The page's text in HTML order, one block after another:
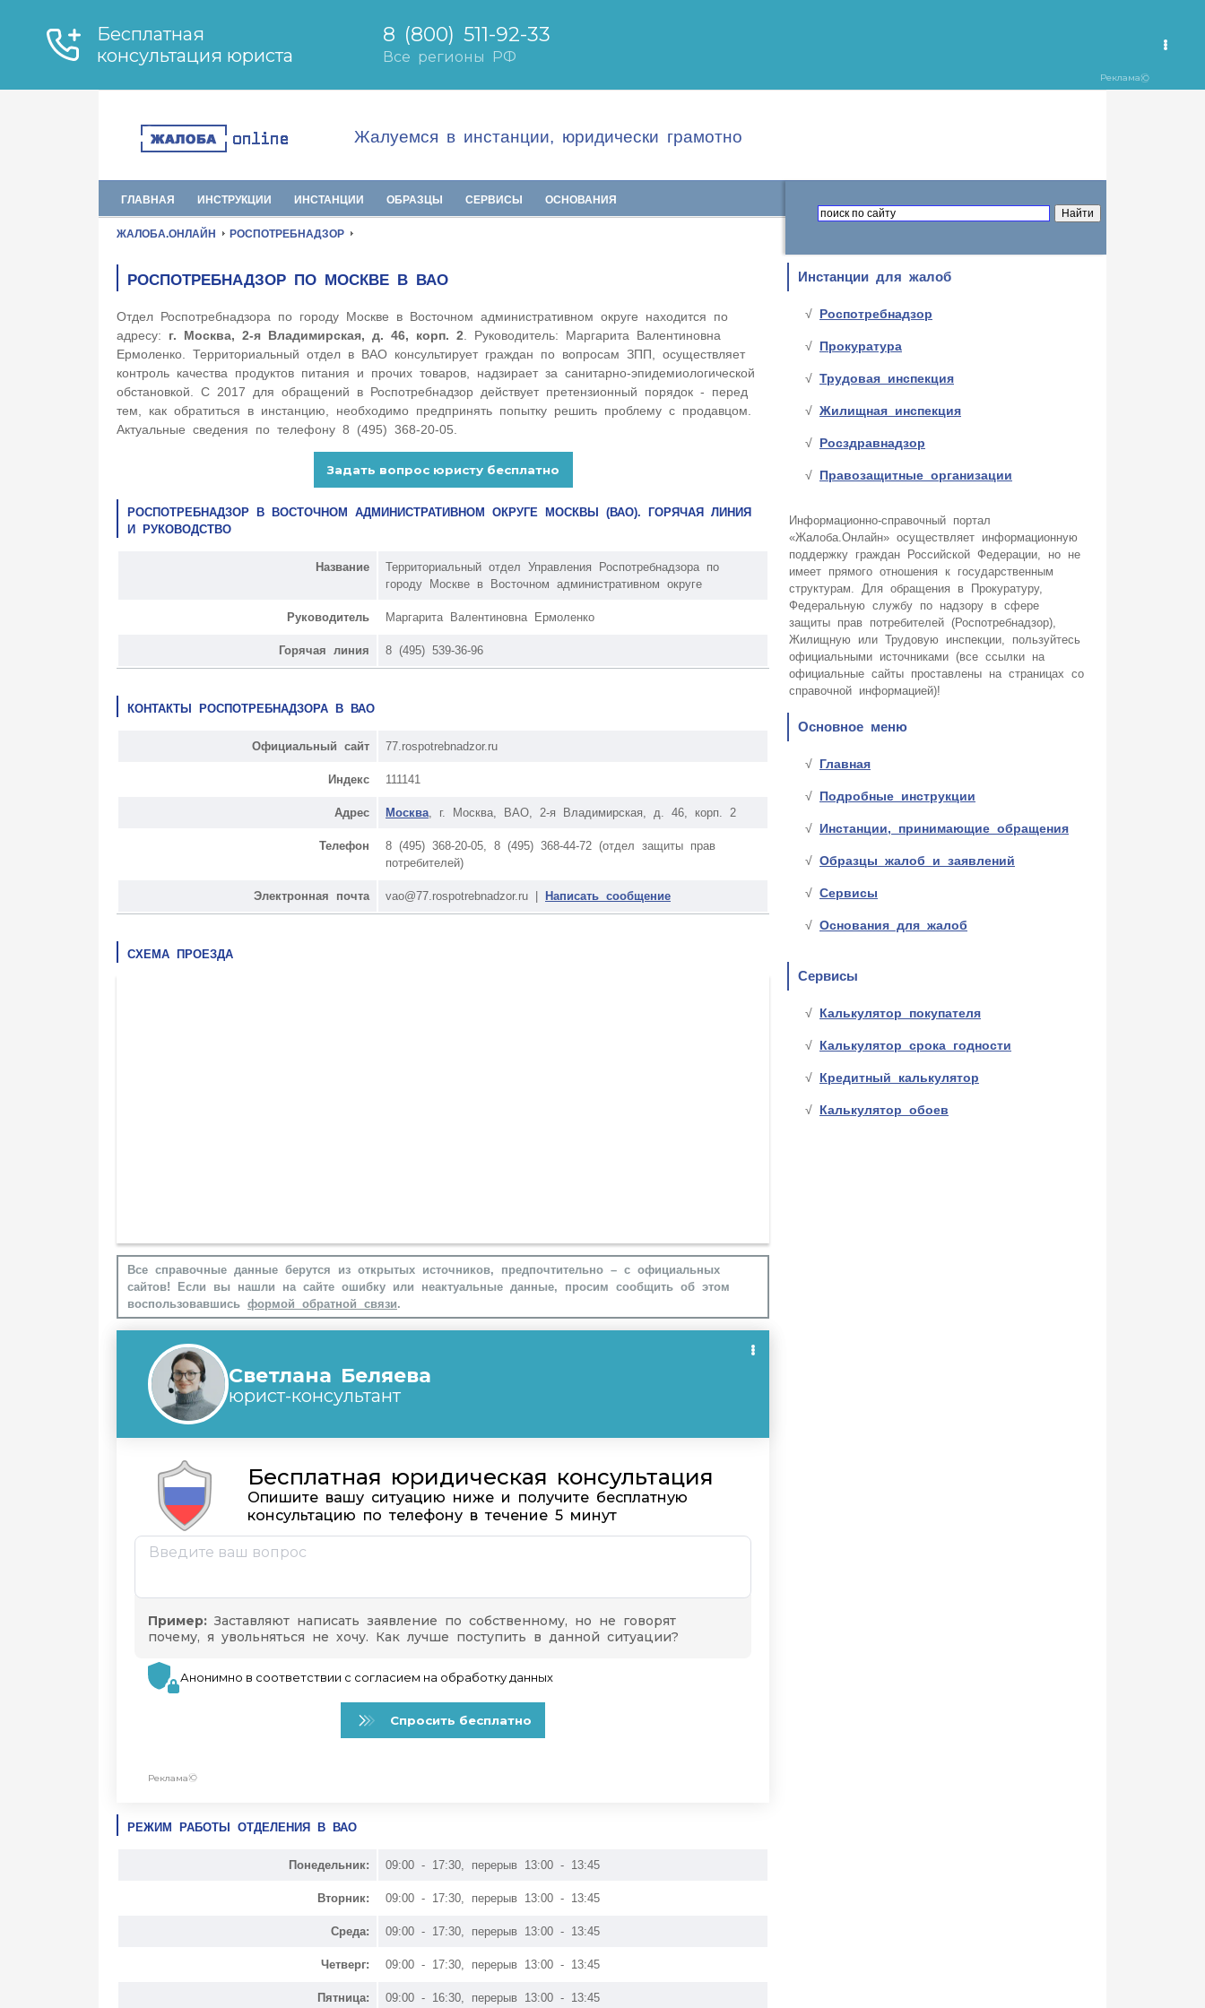
Жалуемся в инстанции, юридически грамотно
ГЛАВНАЯ ИНСТРУКЦИИ ИНСТАНЦИИ ОБРАЗЦЫ СЕРВИСЫ ОСНОВАНИЯ
ЖАЛОБА.ОНЛАЙН РОСПОТРЕБНАДЗОР
РОСПОТРЕБНАДЗОР ПО МОСКВЕ В ВАО
Отдел Роспотребнадзора по городу Москве в Восточном административном округе находится по
адресу: г. Москва, 2-я Владимирская, д. 46, корп. 2 . Руководитель: Маргарита Валентиновна
Ермоленко. Территориальный отдел в ВАО консультирует граждан по вопросам ЗПП, осуществляет
контроль качества продуктов питания и прочих товаров, надзирает за санитарно-эпидемиологической
обстановкой. С 2017 для обращений в Роспотребнадзор действует претензионный порядок - перед
тем, как обратиться в инстанцию, необходимо предпринять попытку решить проблему с продавцом.
Актуальные сведения по телефону 8 (495) 368-20-05.
РОСПОТРЕБНАДЗОР В ВОСТОЧНОМ АДМИНИСТРАТИВНОМ ОКРУГЕ МОСКВЫ (ВАО). ГОРЯЧАЯ ЛИНИЯ
И РУКОВОДСТВО
Название
Территориальный отдел Управления Роспотребнадзора по
городу Москве в Восточном административном округе
Руководитель Маргарита Валентиновна Ермоленко
Горячая линия 8 (495) 539-36-96
КОНТАКТЫ РОСПОТРЕБНАДЗОРА В ВАО
Официальный сайт 77.rospotrebnadzor.ru
Индекс 111141
Адрес Москва , г. Москва, ВАО, 2-я Владимирская, д. 46, корп. 2
Телефон
8 (495) 368-20-05, 8 (495) 368-44-72 (отдел защиты прав
потребителей)
Электронная почта vao@77.rospotrebnadzor.ru | Написать сообщение
СХЕМА ПРОЕЗДА
Все справочные данные берутся из открытых источников, предпочтительно – с официальных
сайтов! Если вы нашли на сайте ошибку или неактуальные данные, просим сообщить об этом
воспользовавшись формой обратной связи.
РЕЖИМ РАБОТЫ ОТДЕЛЕНИЯ В ВАО
Понедельник: 09:00 - 17:30, перерыв 13:00 - 13:45
Вторник: 09:00 - 17:30, перерыв 13:00 - 13:45
Среда: 09:00 - 17:30, перерыв 13:00 - 13:45
Четверг: 09:00 - 17:30, перерыв 13:00 - 13:45
Пятница: 09:00 - 16:30, перерыв 13:00 - 13:45
Инстанции для жалоб
Роспотребнадзор
Прокуратура
Трудовая инспекция
Жилищная инспекция
Росздравнадзор
Правозащитные организации
Информационно-справочный портал
«Жалоба.Онлайн» осуществляет информационную
поддержку граждан Российской Федерации, но не
имеет прямого отношения к государственным
структурам. Для обращения в Прокуратуру,
Федеральную службу по надзору в сфере
защиты прав потребителей (Роспотребнадзор),
Жилищную или Трудовую инспекции, пользуйтесь
официальными источниками (все ссылки на
официальные сайты проставлены на страницах со
справочной информацией)!
Основное меню
Главная
Подробные инструкции
Инстанции, принимающие обращения
Образцы жалоб и заявлений
Сервисы
Основания для жалоб
Сервисы
Калькулятор покупателя
Калькулятор срока годности
Кредитный калькулятор
Калькулятор обоев